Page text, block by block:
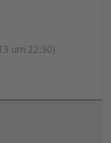
um 22:30)